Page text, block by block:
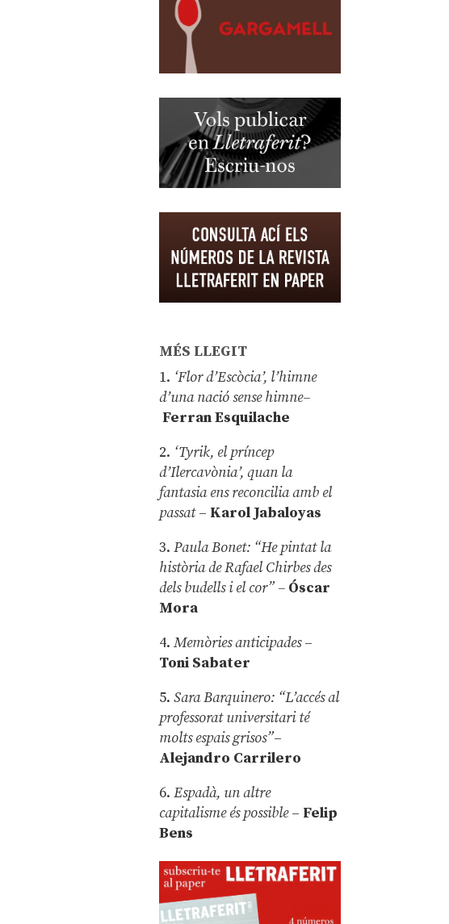
MÉS LLEGIT
1. ‘Flor d’Escòcia’, l’himne
d’una nació sense himne–
Ferran Esquilache
2. ‘Tyrik, el príncep
d’Ilercavònia’, quan la
fantasia ens reconcilia amb el
passat– Karol Jabaloyas
3.Paula Bonet: “He pintat la
història de Rafael Chirbes des
dels budells i el cor” – Óscar
Mora
4.Memòries anticipades–
Toni Sabater
5.Sara Barquinero: “L’accés al
professorat universitari té
molts espais grisos”–
Alejandro Carrilero
6.Espadà, un altre
capitalisme és possible – Felip
Bens